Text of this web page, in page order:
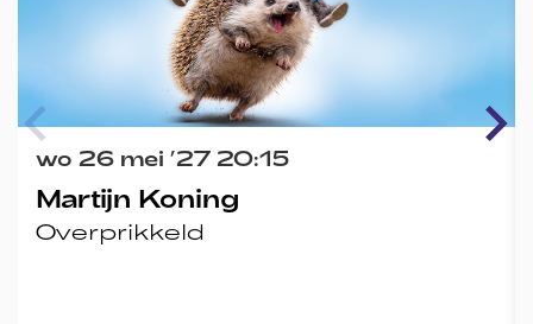
Martijn Koning
Overprikkeld
wo 26 mei ’27 20:15